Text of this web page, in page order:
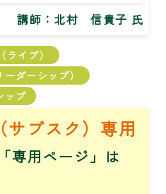
講師： 北村 信貴子 氏
ライブ）
ダーシップ）
ップ
サブスク）専用
「専用ページ」は